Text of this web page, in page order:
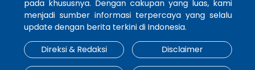
pada khususnya. Dengan cakupan yang luas, kami
menjadi sumber informasi terpercaya yang selalu
update dengan berita terkini di Indonesia.
Direksi & Redaksi
Disclaimer